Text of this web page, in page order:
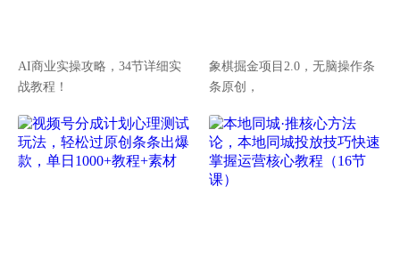
AI商业实操攻略，34节详细实
战教程！
象棋掘金项目2.0，无脑操作条
条原创，